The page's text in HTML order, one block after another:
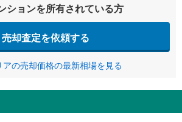
ションを所有されている方
売却査定を依頼する
アの売却価格の最新相場を見る